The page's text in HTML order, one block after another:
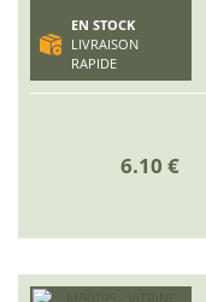
EN STOCK
LIVRAISON
RAPIDE
6.10 €